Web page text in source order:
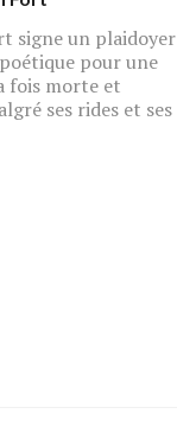
signe un plaidoyer
pour une
fois morte et
ses rides et ses